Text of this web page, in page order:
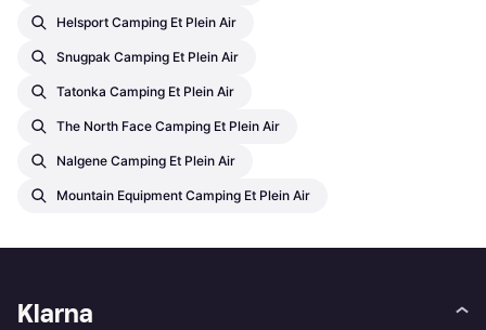
Helsport Camping Et Plein Air
Snugpak Camping Et Plein Air
Tatonka Camping Et Plein Air
The North Face Camping Et Plein Air
Nalgene Camping Et Plein Air
Mountain Equipment Camping Et Plein Air
Klarna